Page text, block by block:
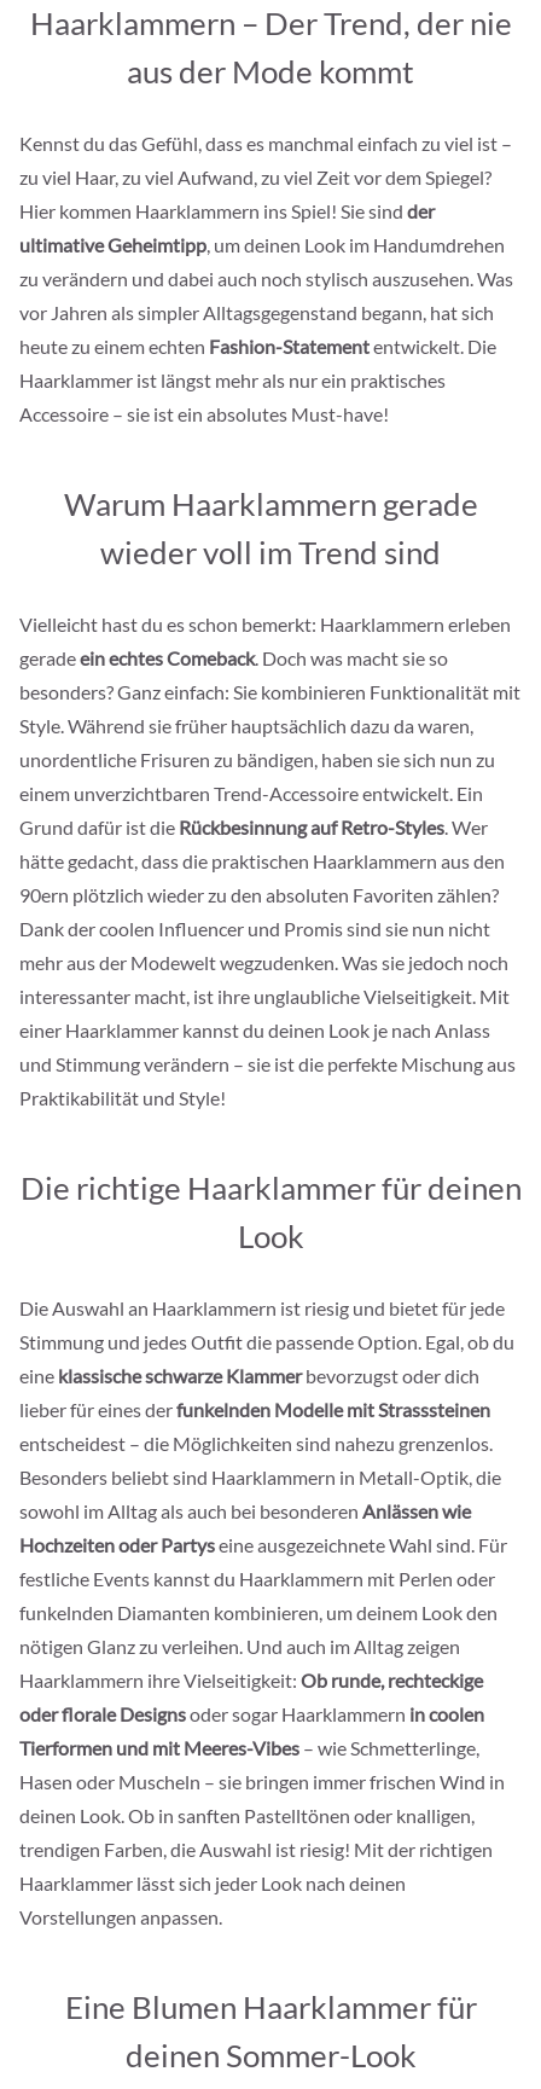
Haarklammern – Der Trend, der nie
aus der Mode kommt
Kennst du das Gefühl, dass es manchmal einfach zu viel ist –
zu viel Haar, zu viel Aufwand, zu viel Zeit vor dem Spiegel?
Hier kommen Haarklammern ins Spiel! Sie sind der
ultimative Geheimtipp, um deinen Look im Handumdrehen
zu verändern und dabei auch noch stylisch auszusehen. Was
vor Jahren als simpler Alltagsgegenstand begann, hat sich
heute zu einem echten Fashion-Statemententwickelt. Die
Haarklammer ist längst mehr als nur ein praktisches
Accessoire – sie ist ein absolutes Must-have!
Warum Haarklammern gerade
wieder voll im Trend sind
Vielleicht hast du es schon bemerkt: Haarklammern erleben
geradeein echtes Comeback. Doch was macht sie so
besonders? Ganz einfach: Sie kombinieren Funktionalität mit
Style. Während sie früher hauptsächlich dazu da waren,
unordentliche Frisuren zu bändigen, haben sie sich nun zu
einem unverzichtbaren Trend-Accessoire entwickelt. Ein
Grund dafür ist die Rückbesinnung auf Retro-Styles. Wer
hätte gedacht, dass die praktischen Haarklammern aus den
90ern plötzlich wieder zu den absoluten Favoriten zählen?
Dank der coolen Influencer und Promis sind sie nun nicht
mehr aus der Modewelt wegzudenken. Was sie jedoch noch
interessanter macht, ist ihre unglaubliche Vielseitigkeit. Mit
einer Haarklammer kannst du deinen Look je nach Anlass
und Stimmung verändern – sie ist die perfekte Mischung aus
Praktikabilität und Style!
Die richtige Haarklammer für deinen
Look
Die Auswahl an Haarklammern ist riesig und bietet für jede
Stimmung und jedes Outfit die passende Option. Egal, ob du
eine klassische schwarze Klammerbevorzugst oder dich
lieber für eines derfunkelnden Modelle mit Strasssteinen
entscheidest – die Möglichkeiten sind nahezu grenzenlos.
Besonders beliebt sind Haarklammern in Metall-Optik, die
sowohl im Alltag als auch bei besonderen Anlässen wie
Hochzeiten oder Partyseine ausgezeichnete Wahl sind. Für
festliche Events kannst du Haarklammern mit Perlen oder
funkelnden Diamanten kombinieren, um deinem Look den
nötigen Glanz zu verleihen. Und auch im Alltag zeigen
Haarklammern ihre Vielseitigkeit: Ob runde, rechteckige
oder florale Designsoder sogar Haarklammern in coolen
Tierformen und mit Meeres-Vibes – wie Schmetterlinge,
Hasen oder Muscheln – sie bringen immer frischen Wind in
deinen Look. Ob in sanften Pastelltönen oder knalligen,
trendigen Farben, die Auswahl ist riesig! Mit der richtigen
Haarklammer lässt sich jeder Look nach deinen
Vorstellungen anpassen.
Eine Blumen Haarklammer für
deinen Sommer-Look